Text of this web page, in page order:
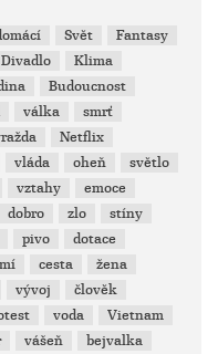
Svět
Fantasy
Divadlo
Klima
Budoucnost
válka
smrť
Netflix
vláda oheň
světlo
vztahy
emoce
dobro zlo
stíny
pivo
dotace
cesta
žena
vývoj
člověk
voda
Vietnam
vášeň
bejvalka